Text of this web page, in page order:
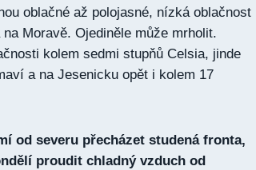
oblačné až polojasné, nízká oblačnost
Moravě. Ojediněle může mrholit.
kolem sedmi stupňů Celsia, jinde
a na Jesenicku opět i kolem 17
od severu přecházet studená fronta,
proudit chladný vzduch od